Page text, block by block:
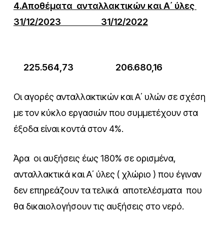
4.Αποθέματα ανταλλακτικών και Α΄ ύλες
31/12/2023 31/12/2022
225.564,73 206.680,16
Οι αγορές ανταλλακτικών και Α΄ υλών σε σχέση
με τον κύκλο εργασιών που συμμετέχουν στα
έξοδα είναι κοντά στον 4%.
Άρα οι αυξήσεις έως 180% σε ορισμένα,
ανταλλακτικά και Α΄ ύλες ( χλώριο ) που έγιναν
δεν επηρεάζουν τα τελικά αποτελέσματα που
θα δικαιολογήσουν τις αυξήσεις στο νερό.